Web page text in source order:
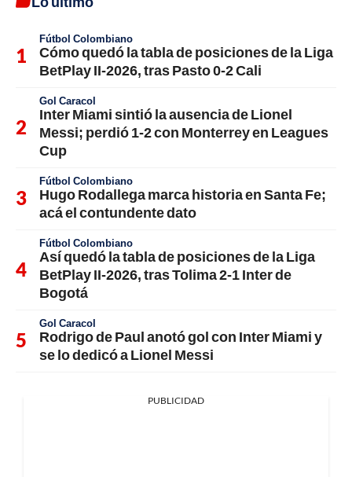
Fútbol Colombiano
Cómo quedó la tabla de posiciones de la Liga
BetPlay II-2026, tras Pasto 0-2 Cali
Gol Caracol
Inter Miami sintió la ausencia de Lionel
Messi; perdió 1-2 con Monterrey en Leagues
Cup
Fútbol Colombiano
Hugo Rodallega marca historia en Santa Fe;
acá el contundente dato
Fútbol Colombiano
Así quedó la tabla de posiciones de la Liga
BetPlay II-2026, tras Tolima 2-1 Inter de
Bogotá
Gol Caracol
Rodrigo de Paul anotó gol con Inter Miami y
se lo dedicó a Lionel Messi
PUBLICIDAD